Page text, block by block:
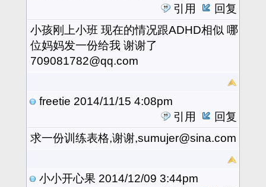
引用
回复
小孩刚上小班 现在的情况跟ADHD相似 哪
位妈妈发一份给我 谢谢了
709081782@qq.com
freetie 2014/11/15 4:08pm
引用
回复
求一份训练表格,谢谢,sumujer@sina.com
小小开心果 2014/12/09 3:44pm